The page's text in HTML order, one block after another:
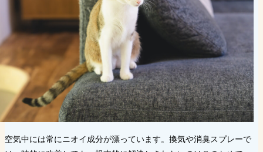
空気中には常にニオイ成分が漂っています。換気や消臭スプレーで